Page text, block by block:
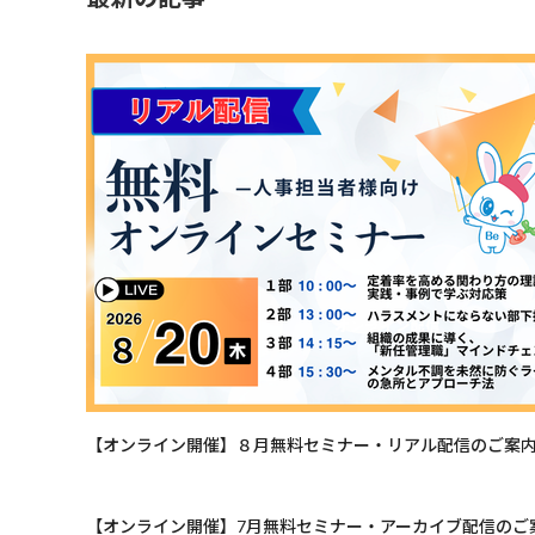
【オンライン開催】８月無料セミナー・リアル配信のご案
【オンライン開催】7月無料セミナー・アーカイブ配信のご